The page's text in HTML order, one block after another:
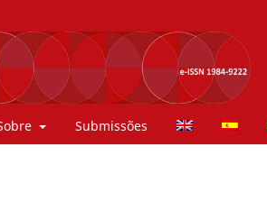
Submissões